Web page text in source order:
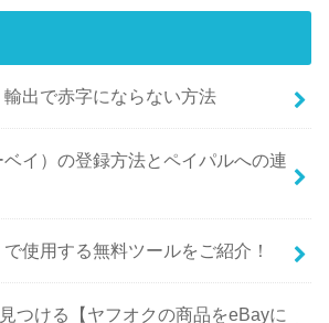
出で赤字にならない方法
イ）の登録方法とペイパルへの連
使用する無料ツールをご紹介！
つける【ヤフオクの商品をeBayに